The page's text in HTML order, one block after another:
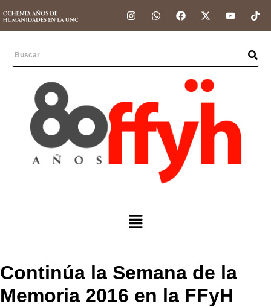
Continúa la Semana de la
Memoria 2016 en la FFyH